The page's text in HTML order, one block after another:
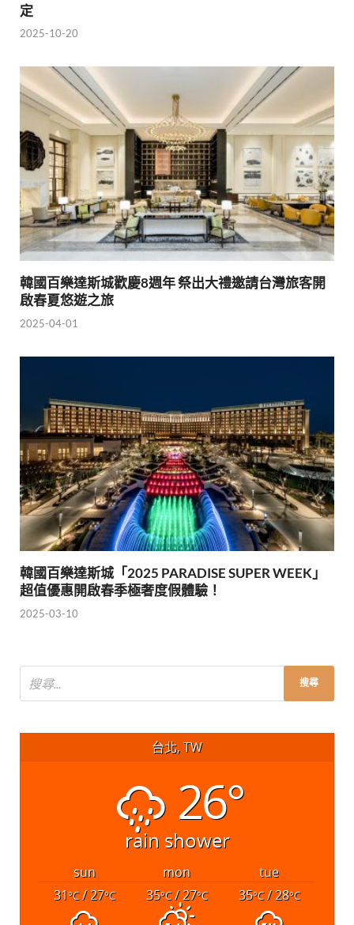
定
2025-10-20
韓國百樂達斯城歡慶8週年 祭出大禮邀請台灣旅客開
啟春夏悠遊之旅
2025-04-01
韓國百樂達斯城「2025 PARADISE SUPER WEEK」
超值優惠開啟春季極奢度假體驗！
2025-03-10
台北, TW
26°
rain shower
sun mon
tue
31°C/ 27°C 35°C/ 27°C 35°C/ 28°C